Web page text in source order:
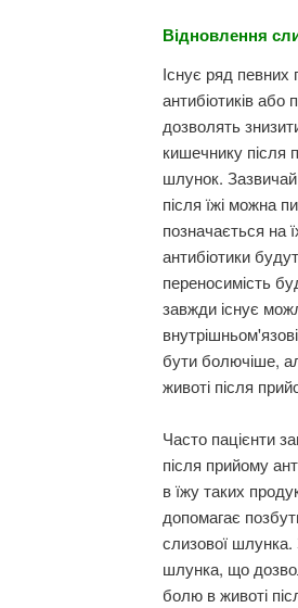
Відновлення
Існує ряд
антибіотиків
дозволять
кишечнику після
шлунок.
після їжі можна
позначається на
антибіотики
переносимість
завжди існує
бути болючіше,
животі після
Часто пацієнти
після прийому
в їжу таких
допомагає
слизової
шлунка, що
болю в животі